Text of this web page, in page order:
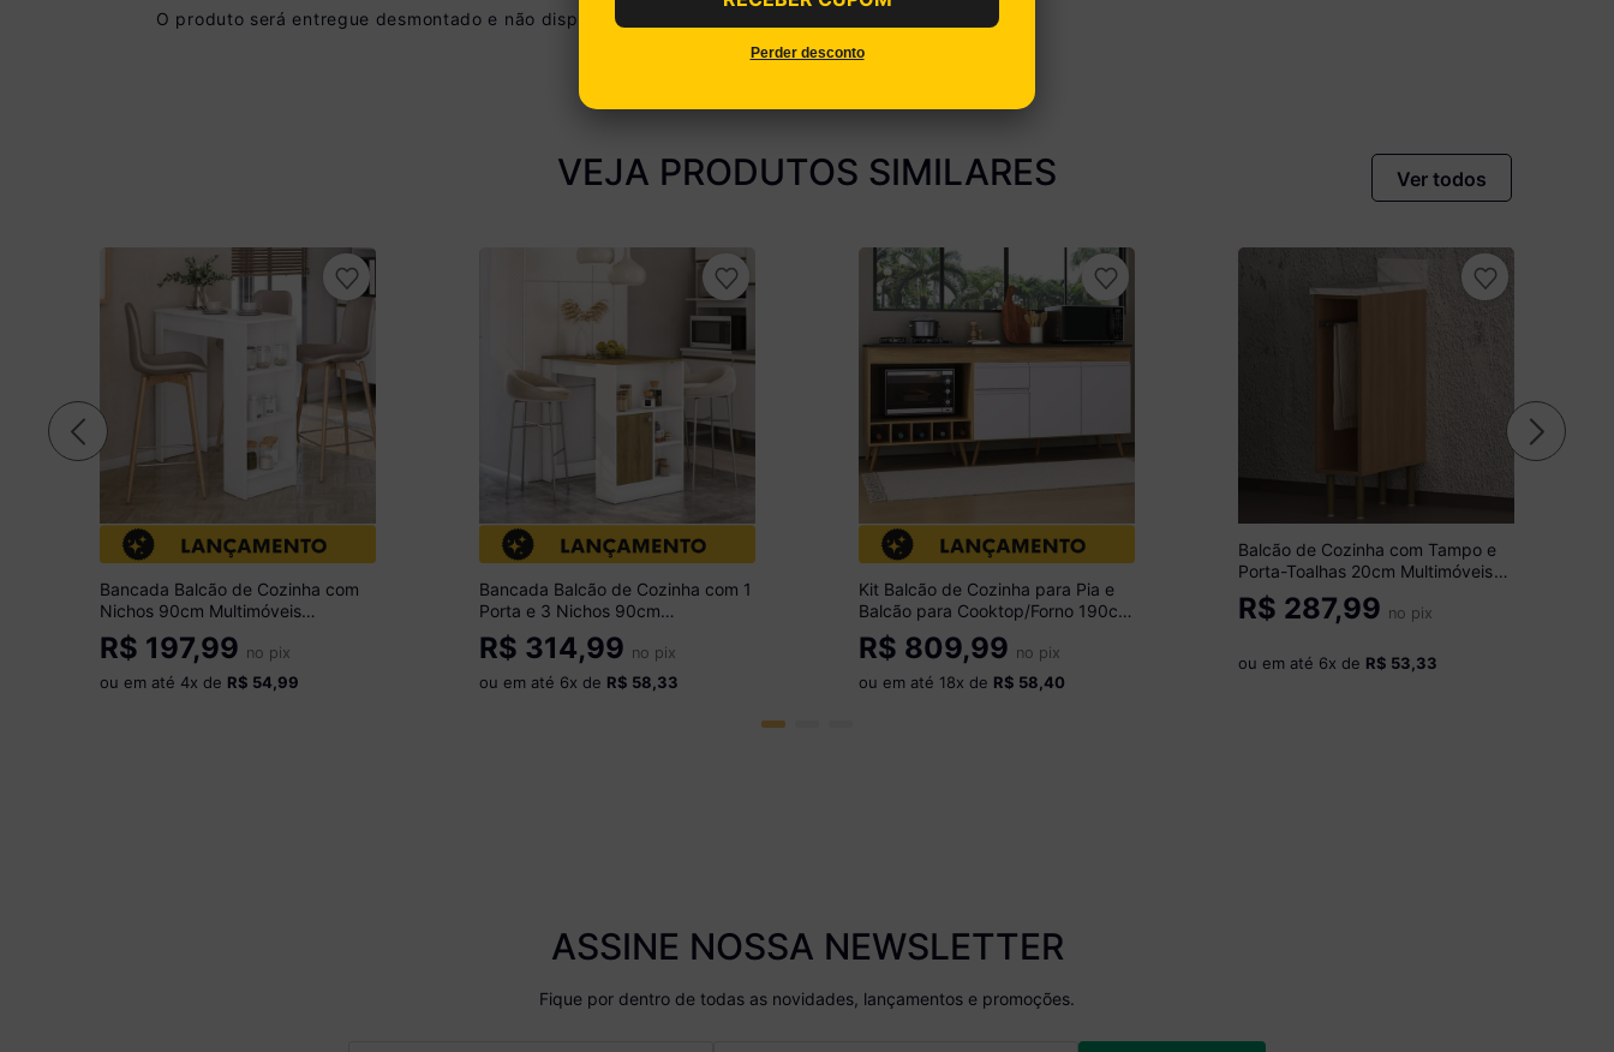
O produto será entregue desmontado e não disponibilizamos o serviço de montagem.
VEJA PRODUTOS SIMILARES Ver todos
Bancada Balcão de Cozinha com
Nichos 90cm Multimóveis
CR20535 Branco
R$ 197,99 no pix
ou em até 4x de R$ 54,99
Bancada Balcão de Cozinha com 1
Porta e 3 Nichos 90cm
Multimóveis CR20537 Branco/Mel
R$ 314,99 no pix
ou em até 6x de R$ 58,33
Kit Balcão de Cozinha para Pia e
Balcão para Cooktop/Forno 190cm
Veneza Multimóveis MP3777
Madeirado/Branco
R$ 809,99 no pix
ou em até 18x de R$ 58,40
Balcão de Cozinha com Tampo e
Porta-Toalhas 20cm Multimóveis
CR20459 Freijó/Mármore Branco
R$ 287,99 no pix
ou em até 6x de R$ 53,33
ASSINE NOSSA NEWSLETTER
Fique por dentro de todas as novidades, lançamentos e promoções.
Perder desconto